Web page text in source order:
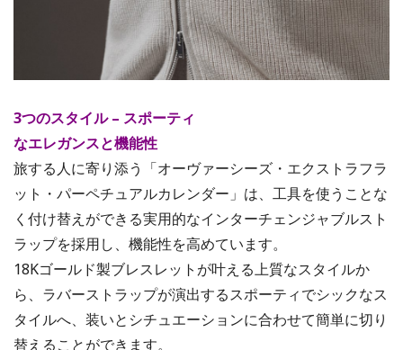
3つのスタイル – スポーティ
なエレガンスと機能性
旅する人に寄り添う「オーヴァーシーズ・エクストラフラ
ット・パーペチュアルカレンダー」は、工具を使うことな
く付け替えができる実用的なインターチェンジャブルスト
ラップを採用し、機能性を高めています。
18Kゴールド製ブレスレットが叶える上質なスタイルか
ら、ラバーストラップが演出するスポーティでシックなス
タイルへ、装いとシチュエーションに合わせて簡単に切り
替えることができます。